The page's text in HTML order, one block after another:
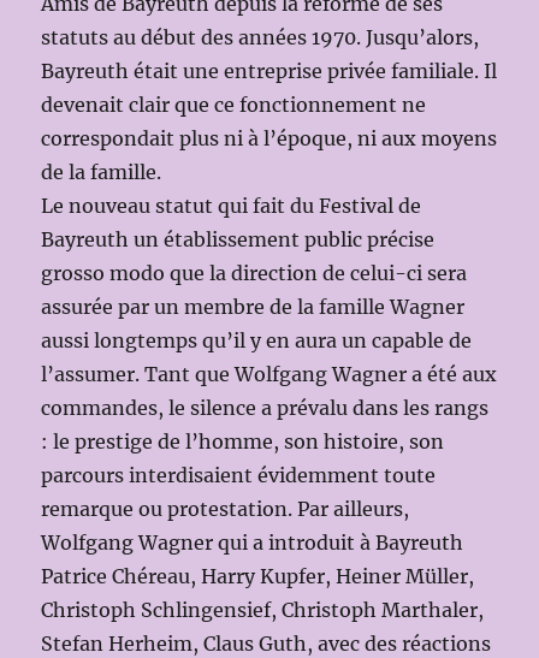
statuts au début des années 1970. Jusqu’alors,
Bayreuth était une entreprise privée familiale. Il
devenait clair que ce fonctionnement ne
correspondait plus ni à l’époque, ni aux moyens
de la famille.
Le nouveau statut qui fait du Festival de
Bayreuth un établissement public précise
grosso modo que la direction de celui-ci sera
assurée par un membre de la famille Wagner
aussi longtemps qu’il y en aura un capable de
l’assumer. Tant que Wolfgang Wagner a été aux
commandes, le silence a prévalu dans les rangs
: le prestige de l’homme, son histoire, son
parcours interdisaient évidemment toute
remarque ou protestation. Par ailleurs,
Wolfgang Wagner qui a introduit à Bayreuth
Patrice Chéreau, Harry Kupfer, Heiner Müller,
Christoph Schlingensief, Christoph Marthaler,
Stefan Herheim, Claus Guth, avec des réactions